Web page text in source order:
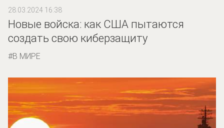
28.03.2024 16:38
Новые войска: как США пытаются
создать свою киберзащиту
В МИРЕ